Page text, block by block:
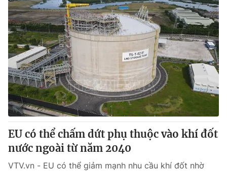
EU có thể chấm dứt phụ thuộc vào khí đốt
nước ngoài từ năm 2040
VTV.vn - EU có thể giảm mạnh nhu cầu khí đốt nhờ